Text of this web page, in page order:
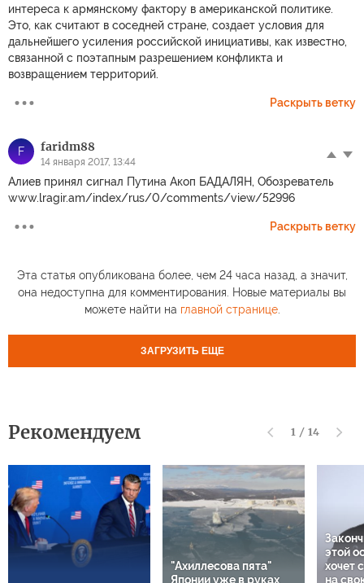
интереса к армянскому фактору в американской политике.
Это, как считают в соседней стране, создает условия для
дальнейшего усиления российской инициативы, как известно,
связанной с поэтапным разрешением конфликта и
возвращением территорий.
Раскрыть ветку
F faridm88
14 января 2017, 13:44
Алиев принял сигнал Путина Акоп БАДАЛЯН, Обозреватель
www.lragir.am/index/rus/0/comments/view/52996
Раскрыть ветку
Эта статья опубликована более, чем 24 часа назад, а значит,
она недоступна для комментирования. Новые материалы вы
можете найти на главной странице.
ЗАГРУЗИТЬ ЕЩЕ
Рекомендуем 1 / 14
"Ахиллесова пята"
Японии уже в руках
этой
хочет
на